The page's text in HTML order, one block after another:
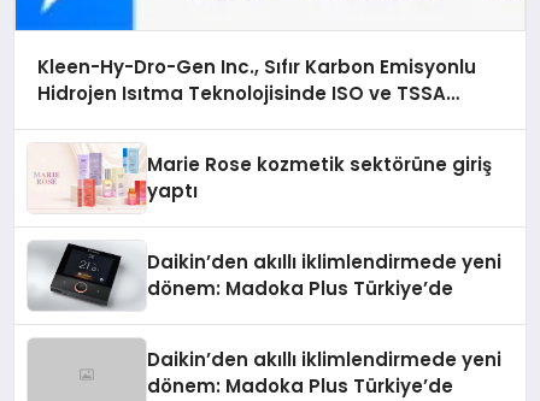
Kleen-Hy-Dro-Gen Inc., Sıfır Karbon Emisyonlu
Hidrojen Isıtma Teknolojisinde ISO ve TSSA
Marie Rose kozmetik sektörüne giriş
yaptı
Daikin’den akıllı iklimlendirmede yeni
dönem: Madoka Plus Türkiye’de
Daikin’den akıllı iklimlendirmede yeni
dönem: Madoka Plus Türkiye’de